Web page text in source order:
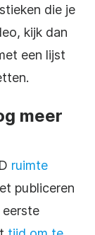
die je
kijk dan
een lijst
meer
ruimte
publiceren